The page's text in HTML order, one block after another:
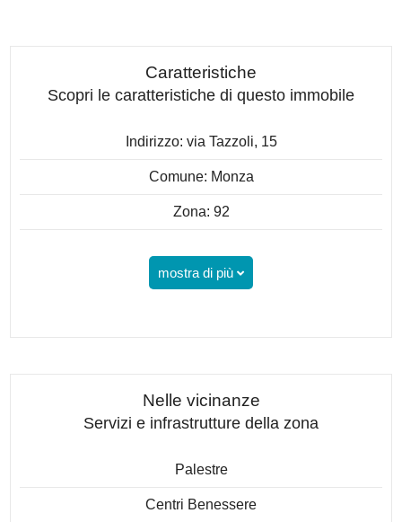
Caratteristiche
Scopri le caratteristiche di questo immobile
Indirizzo: via Tazzoli, 15
Comune: Monza
Zona: 92
mostra di più
Nelle vicinanze
Servizi e infrastrutture della zona
Palestre
Centri Benessere